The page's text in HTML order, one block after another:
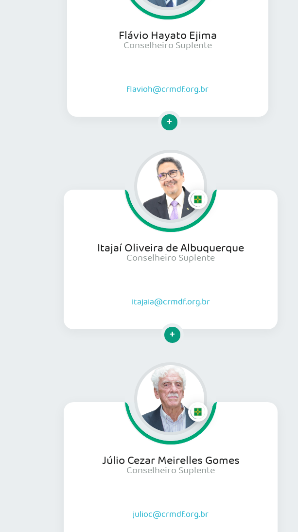
Flávio Hayato Ejima
Conselheiro Suplente
flavioh@crmdf.org.br
Clique para mais informações
Itajaí Oliveira de Albuquerque
Conselheiro Suplente
itajaia@crmdf.org.br
Clique para mais informações
Júlio Cezar Meirelles Gomes
Conselheiro Suplente
julioc@crmdf.org.br